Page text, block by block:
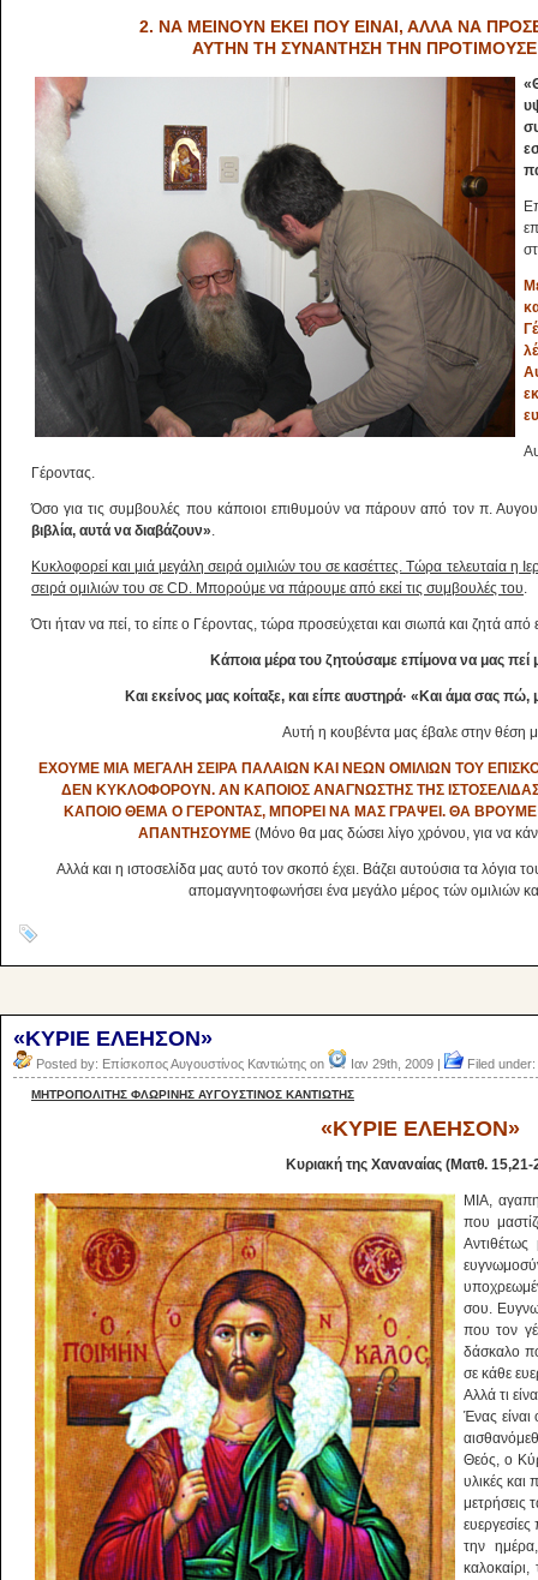
2. ΝΑ ΜΕΙΝΟΥΝ ΕΚΕΙ ΠΟΥ ΕΙΝΑΙ, ΑΛΛΑ ΝΑ
ΑΥΤΗΝ ΤΗ ΣΥΝΑΝΤΗΣΗ ΤΗΝ
Γέροντας.
Όσο για τις συμβουλές που κάποιοι επιθυμούν να πάρουν από τον π.
βιβλία, αυτά να διαβάζουν».
Κυκλοφορεί και μιά μεγάλη σειρά ομιλιών του σε κασέττες. Τώρα τελευταία η
σειρά ομιλιών του σε CD. Μπορούμε να πάρουμε από εκεί τις συμβουλές του.
Ότι ήταν να πεί, το είπε ο Γέροντας, τώρα προσεύχεται και σιωπά και ζητά
Κάποια μέρα του ζητούσαμε επίμονα να μας πεί
Και εκείνος μας κοίταξε, και είπε αυστηρά· «Και άμα σας
Αυτή η κουβέντα μας έβαλε στην θέση
ΕΧΟΥΜΕ ΜΙΑ ΜΕΓΑΛΗ ΣΕΙΡΑ ΠΑΛΑΙΩΝ ΚΑΙ ΝΕΩΝ ΟΜΙΛΙΩΝ ΤΟΥ
ΔΕΝ ΚΥΚΛΟΦΟΡΟΥΝ. ΑΝ ΚΑΠΟΙΟΣ ΑΝΑΓΝΩΣΤΗΣ ΤΗΣ ΙΣΤΟΣΕΛΙΔΑΣ
ΚΑΠΟΙΟ ΘΕΜΑ Ο ΓΕΡΟΝΤΑΣ, ΜΠΟΡΕΙ ΝΑ ΜΑΣ ΓΡΑΨΕΙ. ΘΑ ΒΡΟΥΜΕ
ΑΠΑΝΤΗΣΟΥΜΕ (Μόνο θα μας δώσει λίγο χρόνου, για να
Αλλά και η ιστοσελίδα μας αυτό τον σκοπό έχει. Βάζει αυτούσια τα λόγια
απομαγνητοφωνήσει ένα μεγάλο μέρος τών ομιλιών
«ΚΥΡΙΕ ΕΛΕΗΣΟΝ»
Posted by: Επίσκοπος Αυγουστίνος Καντιώτης on Ιαν 29th, 2009 | Filed under:
ΜΗΤΡΟΠΟΛΙΤΗΣ ΦΛΩΡΙΝΗΣ ΑΥΓΟΥΣΤΙΝΟΣ ΚΑΝΤΙΩΤΗΣ
«ΚΥΡΙΕ ΕΛΕΗΣΟΝ»
Kυριακή της Xαναναίας (Mατθ. 15,21-
MIA,
που
Αντιθέτως
σου.
που τον
δάσκαλο
σε κάθε
Αλλά τι
Ένας
Θεός, ο
υλικές και
μετρήσεις
την